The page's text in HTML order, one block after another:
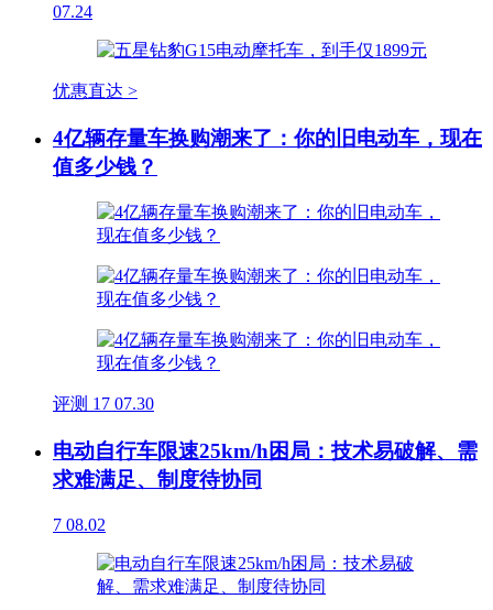
07.24
优惠直达 >
4亿辆存量车换购潮来了：你的旧电动车，现在
值多少钱？
评测 17 07.30
电动自行车限速25km/h困局：技术易破解、需
求难满足、制度待协同
7 08.02